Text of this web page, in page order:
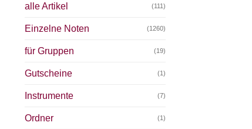
alle Artikel (111)
Einzelne Noten (1260)
für Gruppen (19)
Gutscheine (1)
Instrumente (7)
Ordner (1)